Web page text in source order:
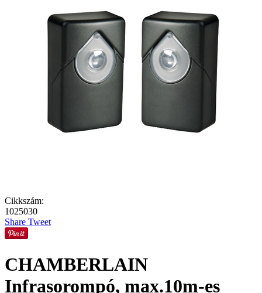
Cikkszám:
1025030
Share Tweet
CHAMBERLAIN
Infrasorompó, max.10m-es